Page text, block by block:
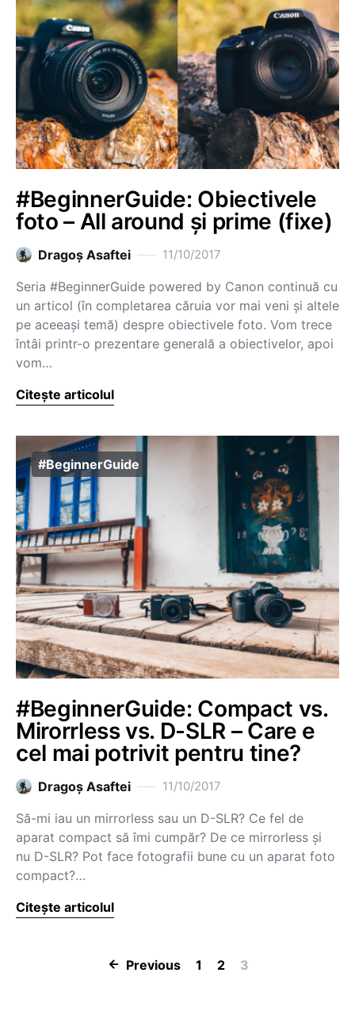
#BeginnerGuide: Obiectivele
foto – All around și prime (fixe)
Dragoş Asaftei 11/10/2017
Seria #BeginnerGuide powered by Canon continuă cu
un articol (în completarea căruia vor mai veni și altele
pe aceeași temă) despre obiectivele foto. Vom trece
întâi printr-o prezentare generală a obiectivelor, apoi
vom…
Citește articolul
#BeginnerGuide
#BeginnerGuide: Compact vs.
Mirorrless vs. D-SLR – Care e
cel mai potrivit pentru tine?
Dragoş Asaftei 11/10/2017
Să-mi iau un mirrorless sau un D-SLR? Ce fel de
aparat compact să îmi cumpăr? De ce mirrorless și
nu D-SLR? Pot face fotografii bune cu un aparat foto
compact?…
Citește articolul
Paginație
Previous 1 2 3